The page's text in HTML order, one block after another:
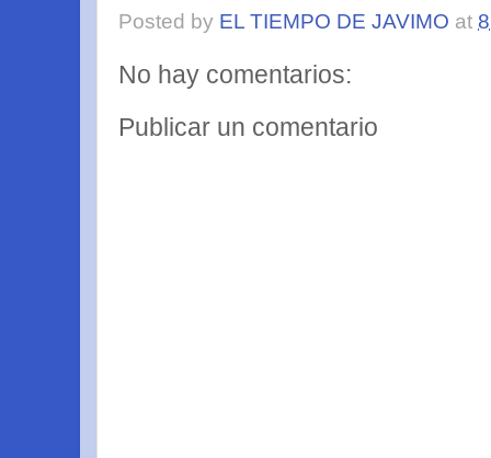
Posted by EL TIEMPO DE JAVIMO at
No hay comentarios:
Publicar un comentario